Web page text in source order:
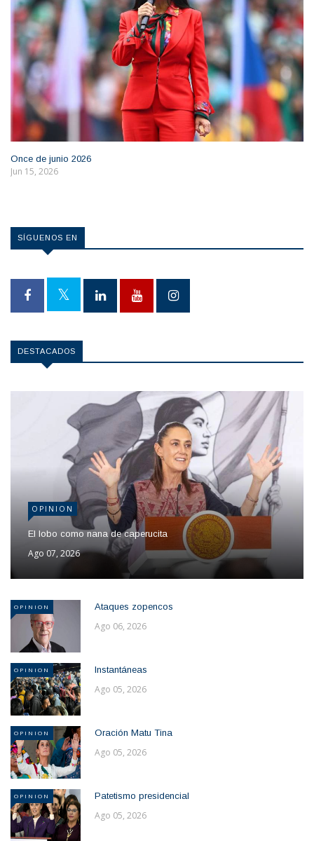
Once de junio 2026
Jun 15, 2026
SÍGUENOS EN
DESTACADOS
OPINION
El lobo como nana de caperucita
Ago 07, 2026
OPINION Ataques zopencos
Ago 06, 2026
OPINION Instantáneas
Ago 05, 2026
OPINION Oración Matu Tina
Ago 05, 2026
OPINION Patetismo presidencial
Ago 05, 2026